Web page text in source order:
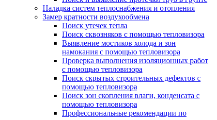
Наладка систем теплоснабжения и отопления
Замер кратности воздухообмена
Поиск утечек тепла
Поиск сквозняков с помощью тепловизора
Выявление мостиков холода и зон
намокания с помощью тепловизора
Проверка выполнения изоляционных работ
с помощью тепловизора
Поиск скрытых строительных дефектов с
помощью тепловизора
Поиск зон скопления влаги, конденсата с
помощью тепловизора
Профессиональные рекомендации по